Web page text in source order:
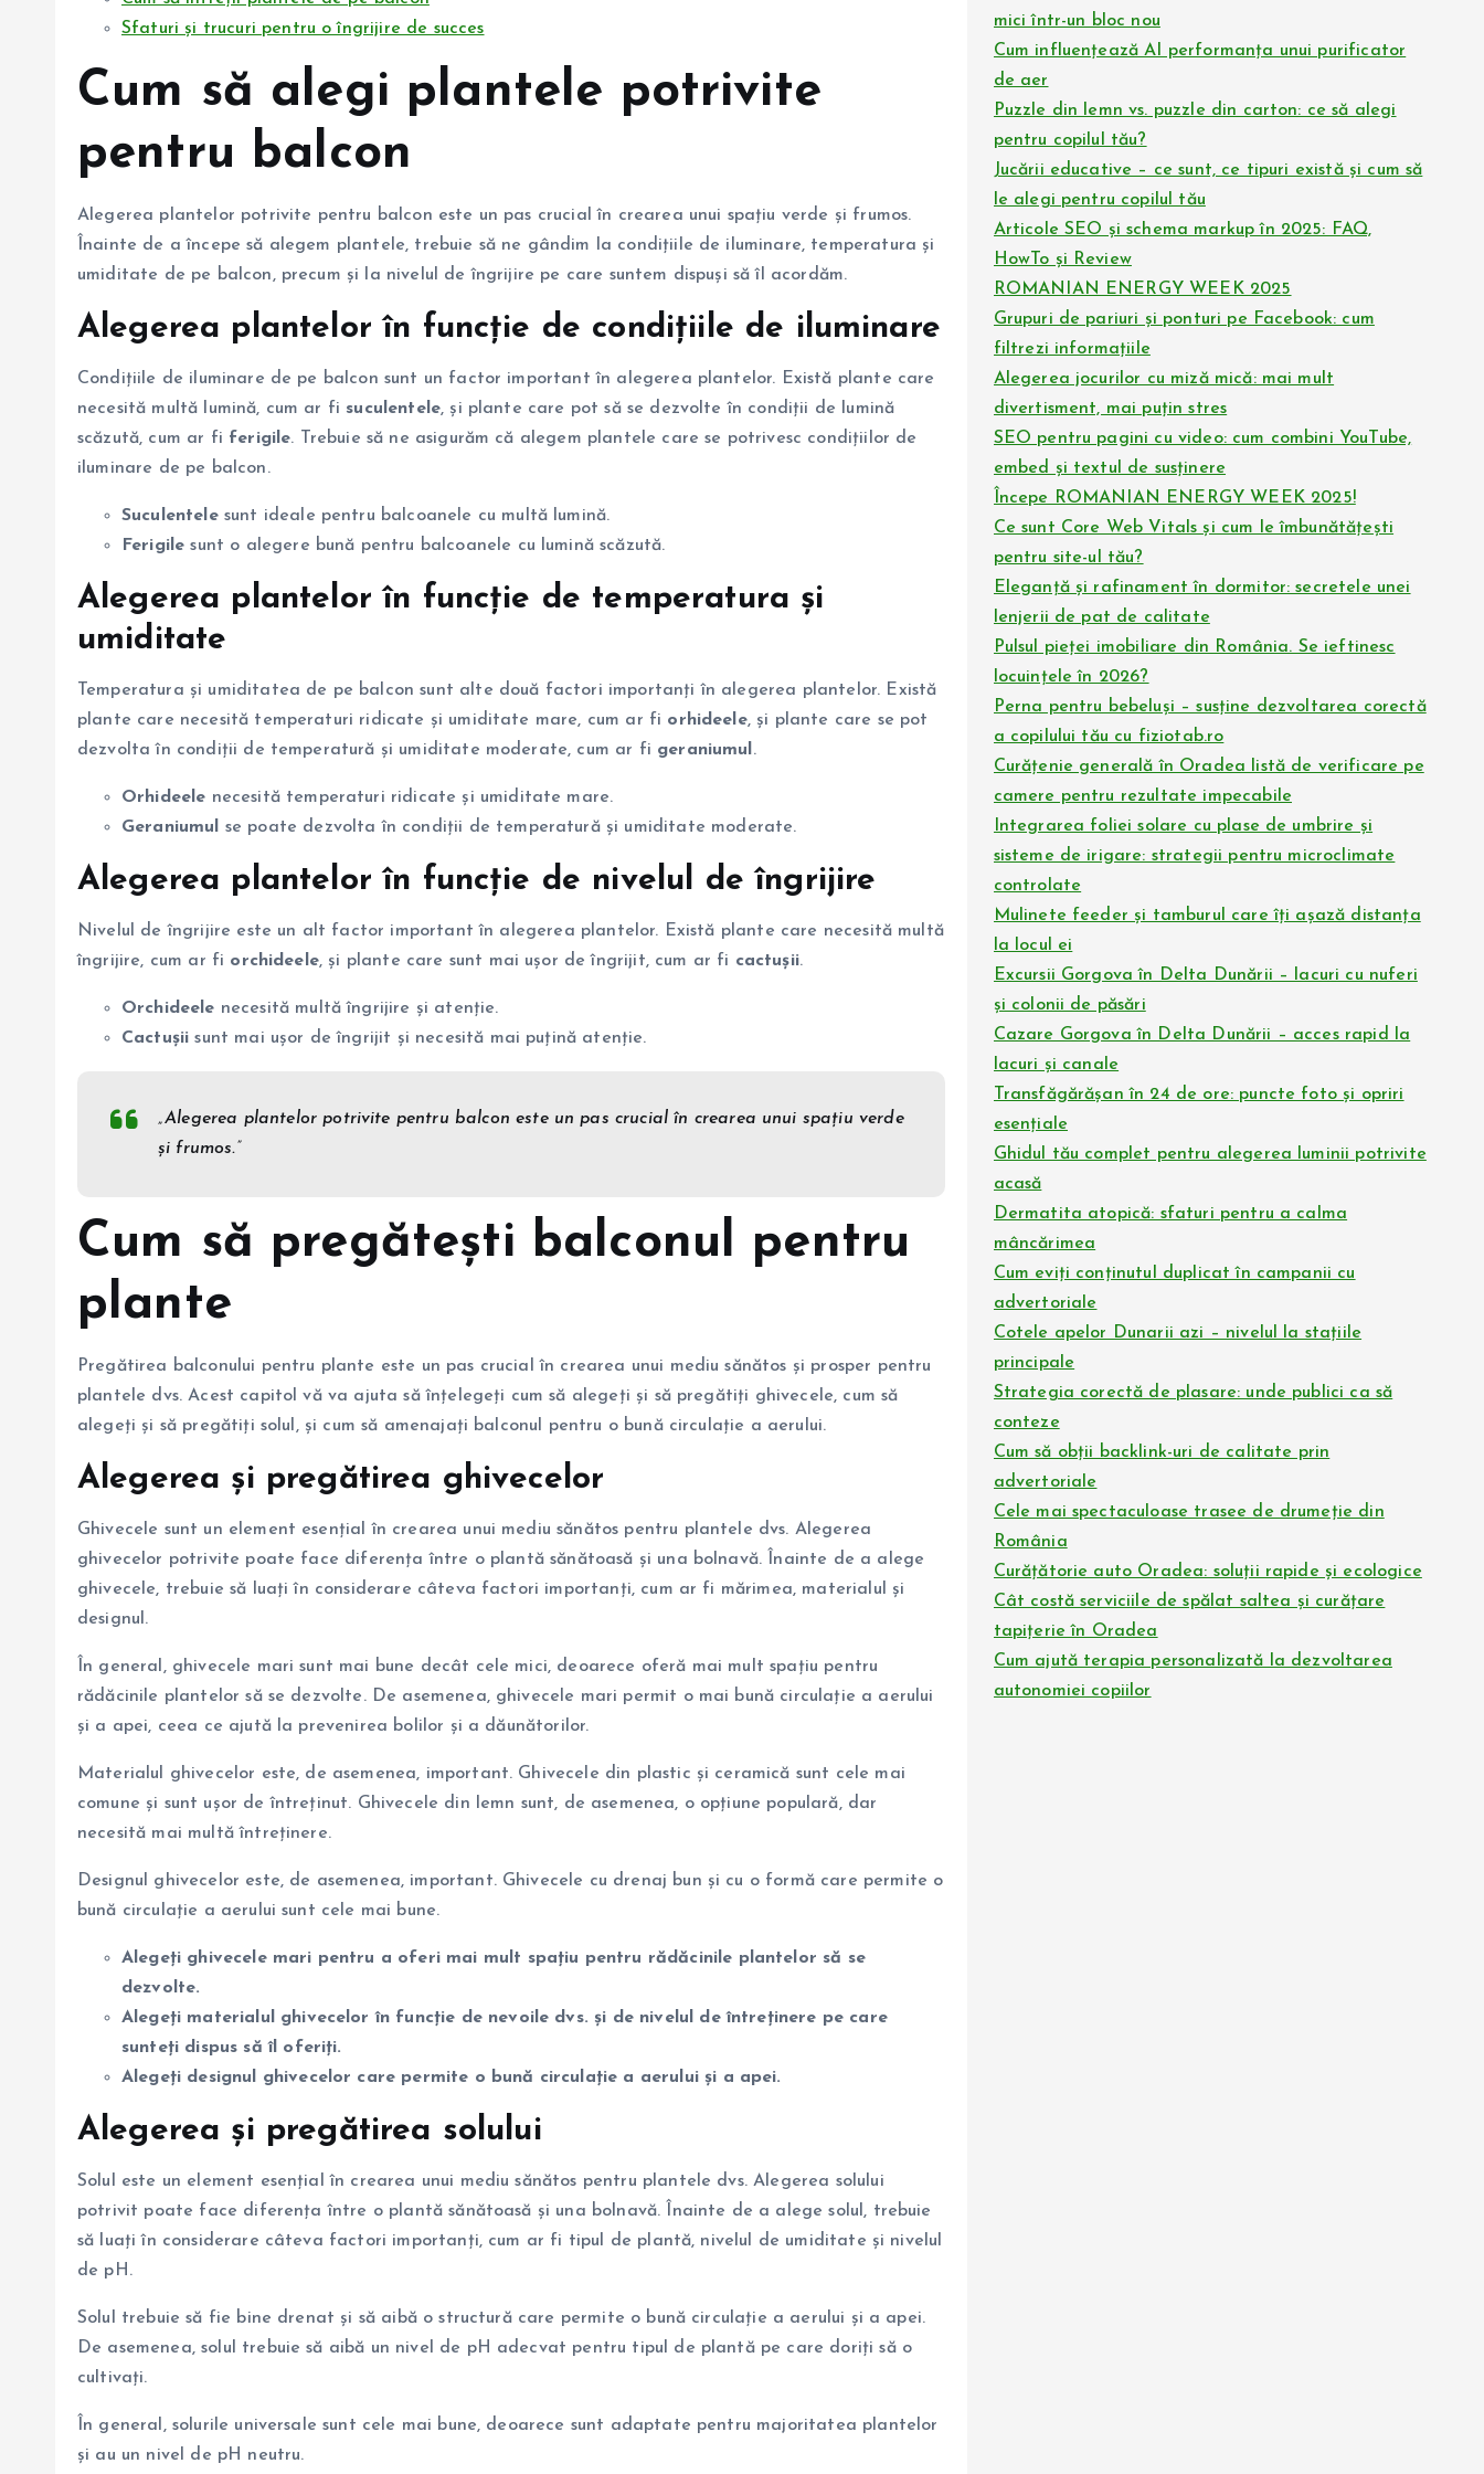
Sfaturi și trucuri pentru o îngrijire de succes
Cum să alegi plantele potrivite
pentru balcon
Alegerea plantelor potrivite pentru balcon este un pas crucial în crearea unui spațiu verde și frumos.
Înainte de a începe să alegem plantele, trebuie să ne gândim la condițiile de iluminare, temperatura și
umiditate de pe balcon, precum și la nivelul de îngrijire pe care suntem dispuși să îl acordăm.
Alegerea plantelor în funcție de condițiile de iluminare
Condițiile de iluminare de pe balcon sunt un factor important în alegerea plantelor. Există plante care
necesită multă lumină, cum ar fi suculentele, și plante care pot să se dezvolte în condiții de lumină
scăzută, cum ar fi ferigile. Trebuie să ne asigurăm că alegem plantele care se potrivesc condițiilor de
iluminare de pe balcon.
Suculentelesunt ideale pentru balcoanele cu multă lumină.
Ferigile sunt o alegere bună pentru balcoanele cu lumină scăzută.
Alegerea plantelor în funcție de temperatura și
umiditate
Temperatura și umiditatea de pe balcon sunt alte două factori importanți în alegerea plantelor. Există
plante care necesită temperaturi ridicate și umiditate mare, cum ar fi orhideele, și plante care se pot
dezvolta în condiții de temperatură și umiditate moderate, cum ar fi geraniumul.
Orhideele necesită temperaturi ridicate și umiditate mare.
Geraniumul se poate dezvolta în condiții de temperatură și umiditate moderate.
Alegerea plantelor în funcție de nivelul de îngrijire
Nivelul de îngrijire este un alt factor important în alegerea plantelor. Există plante care necesită multă
îngrijire, cum ar fi orchideele, și plante care sunt mai ușor de îngrijit, cum ar fi cactușii.
Orchideele necesită multă îngrijire și atenție.
Cactușii sunt mai ușor de îngrijit și necesită mai puțină atenție.
„Alegerea plantelor potrivite pentru balcon este un pas crucial în crearea unui spațiu verde
și frumos.”
Cum să pregătești balconul pentru
plante
Pregătirea balconului pentru plante este un pas crucial în crearea unui mediu sănătos și prosper pentru
plantele dvs. Acest capitol vă va ajuta să înțelegeți cum să alegeți și să pregătiți ghivecele, cum să
alegeți și să pregătiți solul, și cum să amenajați balconul pentru o bună circulație a aerului.
Alegerea și pregătirea ghivecelor
Ghivecele sunt un element esențial în crearea unui mediu sănătos pentru plantele dvs. Alegerea
ghivecelor potrivite poate face diferența între o plantă sănătoasă și una bolnavă. Înainte de a alege
ghivecele, trebuie să luați în considerare câteva factori importanți, cum ar fi mărimea, materialul și
designul.
În general, ghivecele mari sunt mai bune decât cele mici, deoarece oferă mai mult spațiu pentru
rădăcinile plantelor să se dezvolte. De asemenea, ghivecele mari permit o mai bună circulație a aerului
și a apei, ceea ce ajută la prevenirea bolilor și a dăunătorilor.
Materialul ghivecelor este, de asemenea, important. Ghivecele din plastic și ceramică sunt cele mai
comune și sunt ușor de întreținut. Ghivecele din lemn sunt, de asemenea, o opțiune populară, dar
necesită mai multă întreținere.
Designul ghivecelor este, de asemenea, important. Ghivecele cu drenaj bun și cu o formă care permite o
bună circulație a aerului sunt cele mai bune.
Alegeți ghivecele mari pentru a oferi mai mult spațiu pentru rădăcinile plantelor să se
dezvolte.
Alegeți materialul ghivecelor în funcție de nevoile dvs. și de nivelul de întreținere pe care
sunteți dispus să îl oferiți.
Alegeți designul ghivecelor care permite o bună circulație a aerului și a apei.
Alegerea și pregătirea solului
Solul este un element esențial în crearea unui mediu sănătos pentru plantele dvs. Alegerea solului
potrivit poate face diferența între o plantă sănătoasă și una bolnavă. Înainte de a alege solul, trebuie
să luați în considerare câteva factori importanți, cum ar fi tipul de plantă, nivelul de umiditate și nivelul
de pH.
Solul trebuie să fie bine drenat și să aibă o structură care permite o bună circulație a aerului și a apei.
De asemenea, solul trebuie să aibă un nivel de pH adecvat pentru tipul de plantă pe care doriți să o
cultivați.
În general, solurile universale sunt cele mai bune, deoarece sunt adaptate pentru majoritatea plantelor
și au un nivel de pH neutru.
mici într-un bloc nou
Cum influențează AI performanța unui purificator
de aer
Puzzle din lemn vs. puzzle din carton: ce să alegi
pentru copilul tău?
Jucării educative – ce sunt, ce tipuri există și cum să
le alegi pentru copilul tău
Articole SEO și schema markup în 2025: FAQ,
HowTo și Review
ROMANIAN ENERGY WEEK 2025
Grupuri de pariuri și ponturi pe Facebook: cum
filtrezi informațiile
Alegerea jocurilor cu miză mică: mai mult
divertisment, mai puțin stres
SEO pentru pagini cu video: cum combini YouTube,
embed și textul de susținere
Începe ROMANIAN ENERGY WEEK 2025!
Ce sunt Core Web Vitals și cum le îmbunătățești
pentru site-ul tău?
Eleganță și rafinament în dormitor: secretele unei
lenjerii de pat de calitate
Pulsul pieței imobiliare din România. Se ieftinesc
locuințele în 2026?
Perna pentru bebeluși – susține dezvoltarea corectă
a copilului tău cu fiziotab.ro
Curățenie generală în Oradea listă de verificare pe
camere pentru rezultate impecabile
Integrarea foliei solare cu plase de umbrire și
sisteme de irigare: strategii pentru microclimate
controlate
Mulinete feeder și tamburul care îți așază distanța
la locul ei
Excursii Gorgova în Delta Dunării – lacuri cu nuferi
și colonii de păsări
Cazare Gorgova în Delta Dunării – acces rapid la
lacuri și canale
Transfăgărășan în 24 de ore: puncte foto și opriri
esențiale
Ghidul tău complet pentru alegerea luminii potrivite
acasă
Dermatita atopică: sfaturi pentru a calma
mâncărimea
Cum eviți conținutul duplicat în campanii cu
advertoriale
Cotele apelor Dunarii azi – nivelul la stațiile
principale
Strategia corectă de plasare: unde publici ca să
conteze
Cum să obții backlink-uri de calitate prin
advertoriale
Cele mai spectaculoase trasee de drumeție din
România
Curățătorie auto Oradea: soluții rapide și ecologice
Cât costă serviciile de spălat saltea și curățare
tapițerie în Oradea
Cum ajută terapia personalizată la dezvoltarea
autonomiei copiilor